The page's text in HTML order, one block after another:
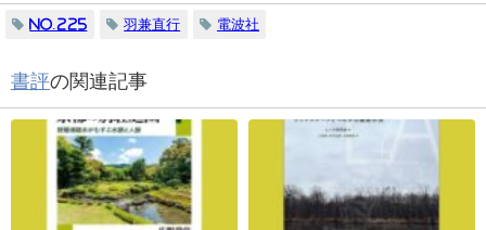
No.225 羽兼直行 電波社
書評の関連記事